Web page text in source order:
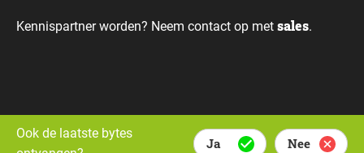
Kennispartner worden? Neem contact op met sales.
Alle rechten voorbehouden © Daily Data Bytes 2026. Webdesign door
Whello.
Ook de laatste bytes
Ja Nee